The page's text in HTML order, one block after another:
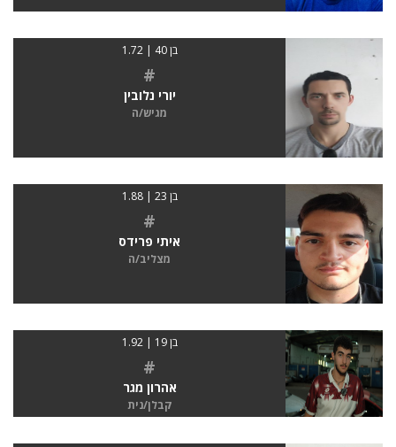
בן 40 | 1.72
#
יורי נלובין
מגיש/ה
בן 23 | 1.88
#
איתי פרידס
מצליב/ה
בן 19 | 1.92
#
אהרון מגר
קבלן/נית